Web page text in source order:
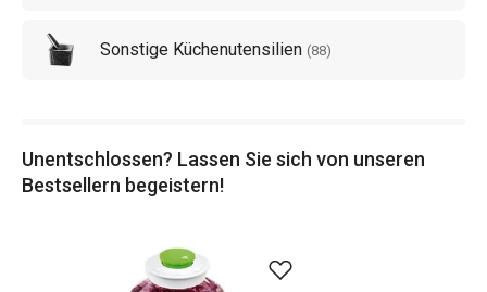
Sonstige Küchenutensilien (88)
Unentschlossen? Lassen Sie sich von unseren
Bestsellern begeistern!